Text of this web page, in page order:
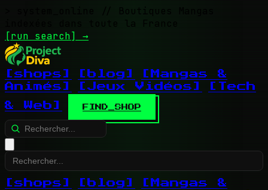
// Boutiques Mangas
indexées dans toute la France
[run search] →
[shops] [blog]
[Mangas &
Animés]
[Jeux Vidéos]
[Tech
& Web]
FIND_SHOP
[shops] [blog]
[Mangas &